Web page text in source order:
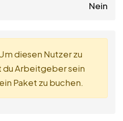
Nein
diesen Nutzer zu
Arbeitgeber sein
Paket zu buchen.